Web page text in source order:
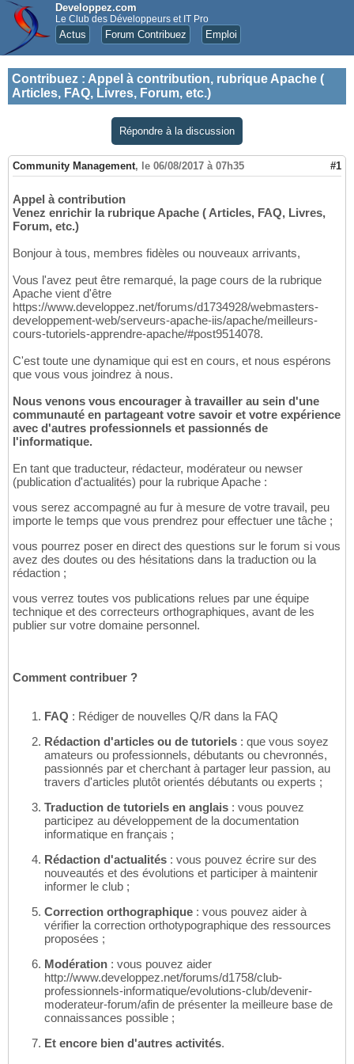
Developpez.com
Le Club des Développeurs et IT Pro
Actus Forum Contribuez Emploi
Contribuez : Appel à contribution, rubrique Apache (
Articles, FAQ, Livres, Forum, etc.)
Répondre à la discussion
Community Management, le 06/08/2017 à 07h35 #1
Appel à contribution
Venez enrichir la rubrique Apache ( Articles, FAQ, Livres,
Forum, etc.)
Bonjour à tous, membres fidèles ou nouveaux arrivants,
Vous l'avez peut être remarqué, la page cours de la rubrique
Apache vient d'être
https://www.developpez.net/forums/d1734928/webmasters-
developpement-web/serveurs-apache-iis/apache/meilleurs-
cours-tutoriels-apprendre-apache/#post9514078.
C'est toute une dynamique qui est en cours, et nous espérons
que vous vous joindrez à nous.
Nous venons vous encourager à travailler au sein d'une
communauté en partageant votre savoir et votre expérience
avec d'autres professionnels et passionnés de
l'informatique.
En tant que traducteur, rédacteur, modérateur ou newser
(publication d'actualités) pour la rubrique Apache :
vous serez accompagné au fur à mesure de votre travail, peu
importe le temps que vous prendrez pour effectuer une tâche ;
vous pourrez poser en direct des questions sur le forum si vous
avez des doutes ou des hésitations dans la traduction ou la
rédaction ;
vous verrez toutes vos publications relues par une équipe
technique et des correcteurs orthographiques, avant de les
publier sur votre domaine personnel.
Comment contribuer ?
FAQ : Rédiger de nouvelles Q/R dans la FAQ
Rédaction d'articles ou de tutoriels : que vous soyez
amateurs ou professionnels, débutants ou chevronnés,
passionnés par et cherchant à partager leur passion, au
travers d'articles plutôt orientés débutants ou experts ;
Traduction de tutoriels en anglais : vous pouvez
participez au développement de la documentation
informatique en français ;
Rédaction d'actualités : vous pouvez écrire sur des
nouveautés et des évolutions et participer à maintenir
informer le club ;
Correction orthographique : vous pouvez aider à
vérifier la correction orthotypographique des ressources
proposées ;
Modération : vous pouvez aider
http://www.developpez.net/forums/d1758/club-
professionnels-informatique/evolutions-club/devenir-
moderateur-forum/afin de présenter la meilleure base de
connaissances possible ;
Et encore bien d'autres activités.